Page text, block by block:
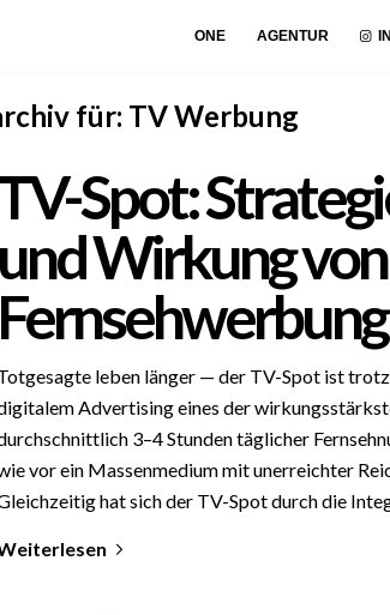
ONE AGENTUR
für: TV Werbung
Spot:
und Wirkung von
Fernsehwerbung
leben länger — der TV-Spot ist
Advertising eines der
3–4 Stunden täglicher
vor ein Massenmedium mit unerreichter
hat sich der TV-Spot durch die